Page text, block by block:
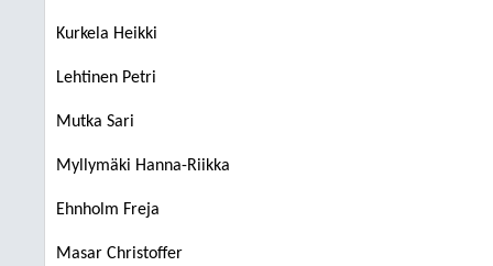
Kurkela Heikki
Lehtinen Petri
Mutka Sari
Myllymäki Hanna-Riikka
Ehnholm Freja
Masar Christoffer